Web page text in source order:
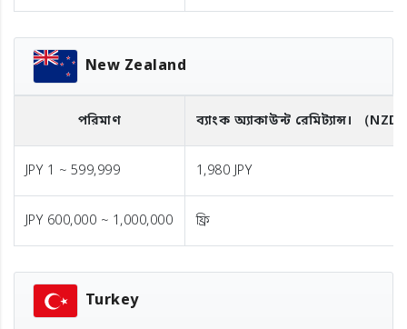
New Zealand
পরিমাণ ব্যাংক অ্যাকাউন্ট রেমিট্যান্স। （
JPY 1 ~ 599,999 1,980 JPY
JPY 600,000 ~ 1,000,000 ফ্রি
Turkey